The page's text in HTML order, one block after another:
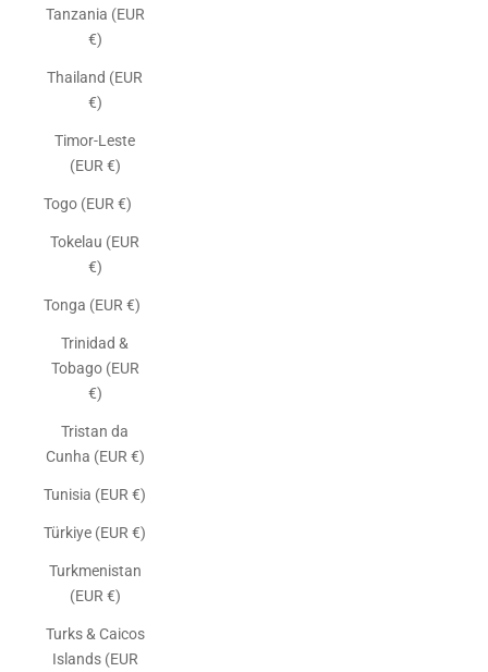
Tanzania (EUR
€)
Thailand (EUR
€)
Timor-Leste
(EUR €)
Togo (EUR €)
Tokelau (EUR
€)
Tonga (EUR €)
Trinidad &
Tobago (EUR
€)
Tristan da
Cunha (EUR €)
Tunisia (EUR €)
Türkiye (EUR €)
Turkmenistan
(EUR €)
Turks & Caicos
Islands (EUR